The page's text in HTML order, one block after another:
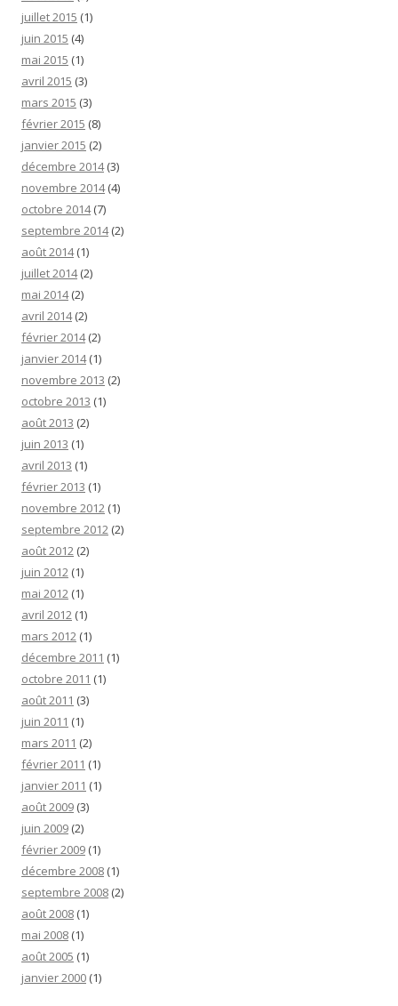
juillet 2015 (1)
juin 2015 (4)
mai 2015 (1)
avril 2015 (3)
mars 2015 (3)
février 2015 (8)
janvier 2015 (2)
décembre 2014(3)
novembre 2014(4)
octobre 2014(7)
septembre 2014(2)
août 2014(1)
juillet 2014(2)
mai 2014(2)
avril 2014(2)
février 2014(2)
janvier 2014(1)
novembre 2013 (2)
octobre 2013 (1)
août 2013 (2)
juin 2013 (1)
avril 2013 (1)
février 2013 (1)
novembre 2012 (1)
septembre 2012 (2)
août 2012 (2)
juin 2012 (1)
mai 2012 (1)
avril 2012 (1)
mars 2012 (1)
décembre 2011 (1)
octobre 2011 (1)
août 2011 (3)
juin 2011 (1)
mars 2011 (2)
février 2011 (1)
janvier 2011 (1)
août 2009 (3)
juin 2009 (2)
février 2009 (1)
décembre 2008 (1)
septembre 2008 (2)
août 2008 (1)
mai 2008 (1)
août 2005 (1)
janvier 2000 (1)